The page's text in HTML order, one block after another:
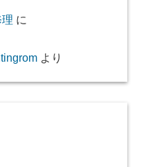
に
より